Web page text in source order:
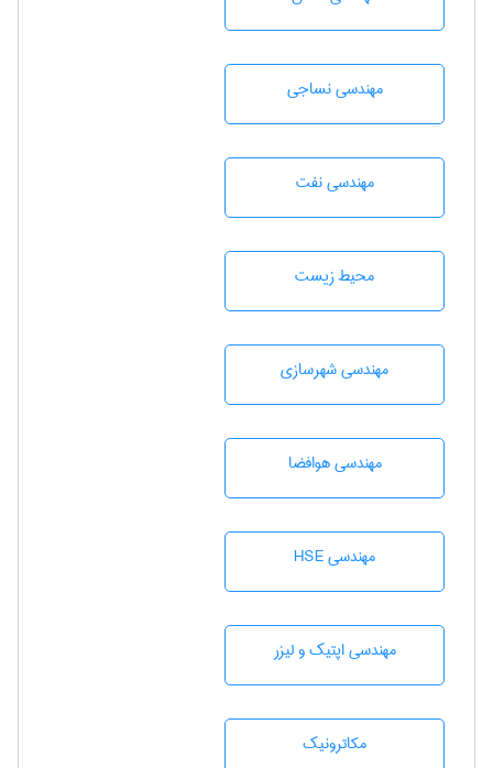
مهندسي نساجی
مهندسی نفت
محيط زيست
مهندسی شهرسازی
مهندسی هوافضا
مهندسی HSE
مهندسی اپتیک و لیزر
مکاترونیک